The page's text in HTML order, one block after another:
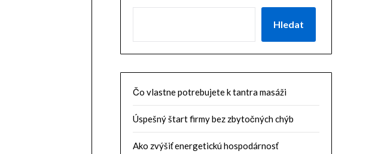
Hledat
Čo vlastne potrebujete k tantra masáži
Úspešný štart firmy bez zbytočných chýb
Ako zvýšiť energetickú hospodárnosť